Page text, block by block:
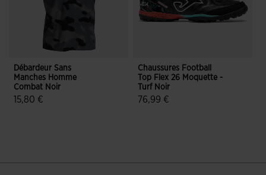
Débardeur Sans
Manches Homme
Combat Noir
15,80 €
Chaussures Football
Top Flex 26 Moquette -
Turf Noir
76,99 €